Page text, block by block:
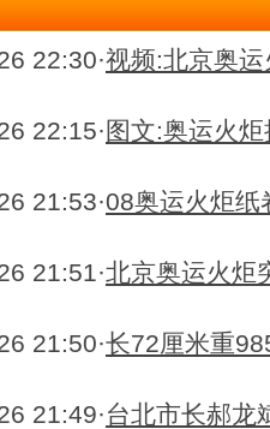
22:30·视频:北京奥运
22:15· 图文:奥运火
21:53·08奥运火炬纸
21:51·北京奥运火炬
21:50·长72厘米重
21:49·台北市长郝龙